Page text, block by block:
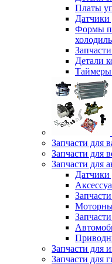
Платы
Датчики
Формы
Детали
Таймеры
Запчасти для
Запчасти для
Запчасти для
Датчики
Запчасти для
Запчасти для